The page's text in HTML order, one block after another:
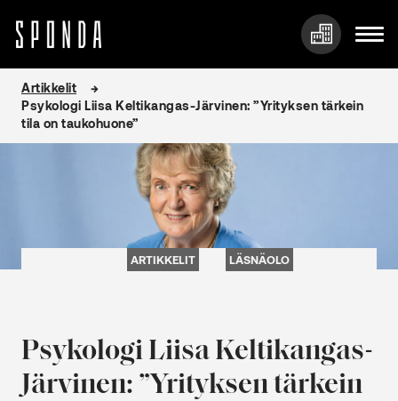
sisältöön
Artikkelit
Psykologi Liisa Keltikangas-Järvinen: ”Yrityksen tärkein
tila on taukohuone”
ARTIKKELIT LÄSNÄOLO
Psykologi Liisa Keltikangas-
Järvinen: ”Yrityksen tärkein